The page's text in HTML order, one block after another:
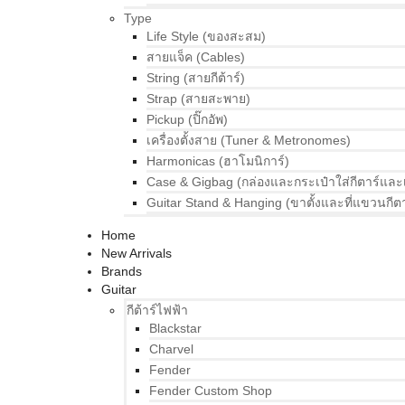
Type
Life Style (ของสะสม)
สายแจ็ค (Cables)
String (สายกีต้าร์)
Strap (สายสะพาย)
Pickup (ปิ๊กอัพ)
เครื่องตั้งสาย (Tuner & Metronomes)
Harmonicas (ฮาโมนิการ์)
Case & Gigbag (กล่องและกระเป๋าใส่กีตาร์และ
Guitar Stand & Hanging (ขาตั้งและที่แขวนกีต
Home
New Arrivals
Brands
Guitar
กีต้าร์ไฟฟ้า
Blackstar
Charvel
Fender
Fender Custom Shop